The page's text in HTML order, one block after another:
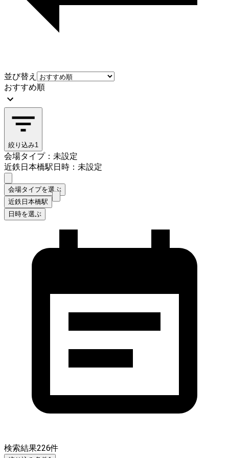
並び替え
おすすめ順
絞り込み1
会場タイプ：未設定
近鉄日本橋駅日時：未設定
会場タイプを選ぶ
近鉄日本橋駅
日時を選ぶ
検索結果226件